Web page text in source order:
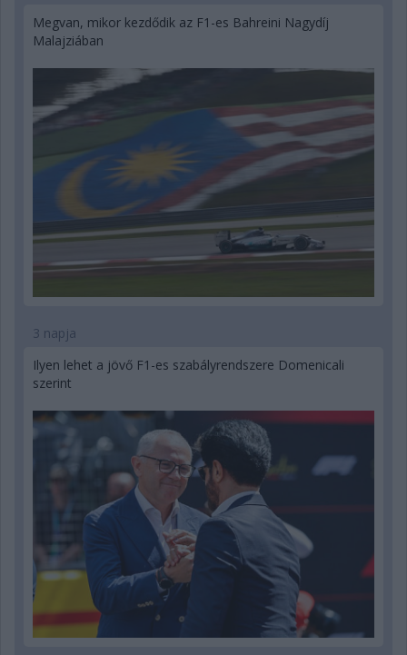
Megvan, mikor kezdődik az F1-es Bahreini Nagydíj
Malajziában
3 napja
Ilyen lehet a jövő F1-es szabályrendszere Domenicali
szerint